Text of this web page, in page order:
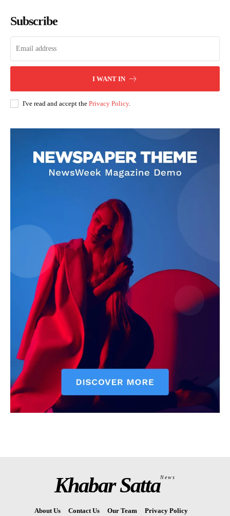
Subscribe
I WANT IN
I've read and accept the Privacy Policy.
Khabar SattaNews
About Us Contact Us Our Team
Privacy Policy